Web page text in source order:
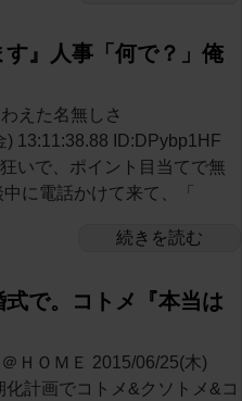
』人事「何で？」俺
えた名無しさ
) 13:11:38.88 ID:DPybp1HF
いで、ポイント目当てで無
に電話かけて来て、「
続きを読む
式で。コトメ『本当は
ＨＯＭＥ 2015/06/25(木)
化計画でコトメ&クソトメ&コ